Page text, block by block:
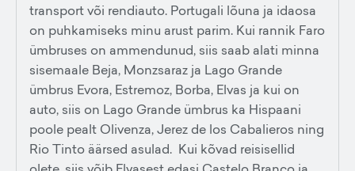
transport või rendiauto. Portugali lõuna ja idaosa
on puhkamiseks minu arust parim. Kui rannik Faro
ümbruses on ammendunud, siis saab alati minna
sisemaale Beja, Monzsaraz ja Lago Grande
ümbrus Evora, Estremoz, Borba, Elvas ja kui on
auto, siis on Lago Grande ümbrus ka Hispaani
poole pealt Olivenza, Jerez de los Cabalieros ning
Rio Tinto äärsed asulad. Kui kõvad reisisellid